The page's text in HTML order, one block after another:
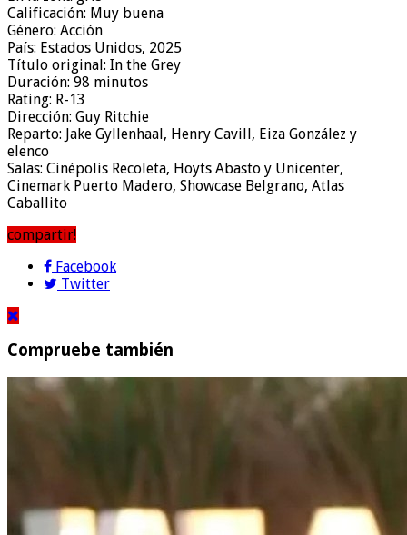
Calificación: Muy buena
Género: Acción
País: Estados Unidos, 2025
Título original: In the Grey
Duración: 98 minutos
Rating: R-13
Dirección: Guy Ritchie
Reparto: Jake Gyllenhaal, Henry Cavill, Eiza González y
elenco
Salas: Cinépolis Recoleta, Hoyts Abasto y Unicenter,
Cinemark Puerto Madero, Showcase Belgrano, Atlas
Caballito
compartir!
Facebook
Twitter
Compruebe también